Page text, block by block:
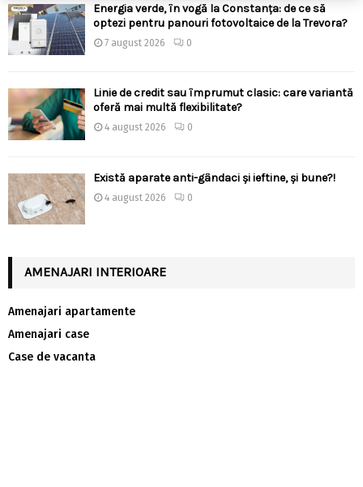
Energia verde, în vogă la Constanța: de ce să
optezi pentru panouri fotovoltaice de la Trevora?
7 august 2026 0
Linie de credit sau împrumut clasic: care variantă
oferă mai multă flexibilitate?
4 august 2026 0
Există aparate anti-gândaci și ieftine, și bune?!
4 august 2026 0
AMENAJARI INTERIOARE
Amenajari apartamente
Amenajari case
Case de vacanta